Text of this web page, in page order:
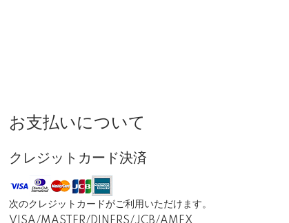
お支払いについて
クレジットカード決済
次のクレジットカードがご利用いただけます。